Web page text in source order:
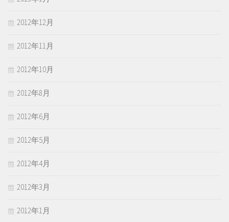
2012年12月
2012年11月
2012年10月
2012年8月
2012年6月
2012年5月
2012年4月
2012年3月
2012年1月